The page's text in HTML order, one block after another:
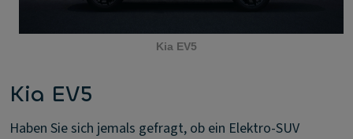
Kia EV5
Kia EV5
Haben Sie sich jemals gefragt, ob ein Elektro-SUV